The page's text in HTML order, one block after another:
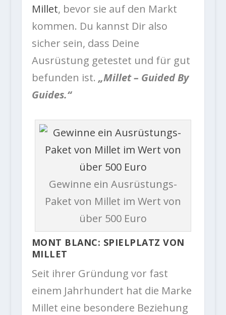
Millet, bevor sie auf den Markt
kommen. Du kannst Dir also
sicher sein, dass Deine
Ausrüstung getestet und für gut
befunden ist. „Millet – Guided By
Guides.“
Gewinne ein Ausrüstungs-
Paket von Millet im Wert von
über 500 Euro
MONT BLANC: SPIELPLATZ VON
MILLET
Seit ihrer Gründung vor fast
einem Jahrhundert hat die Marke
Millet eine besondere Beziehung